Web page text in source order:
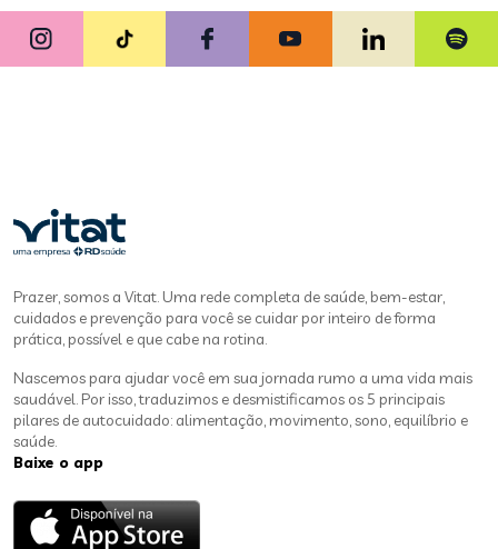
Prazer, somos a Vitat. Uma rede completa de saúde, bem-estar,
cuidados e prevenção para você se cuidar por inteiro de forma
prática, possível e que cabe na rotina.
Nascemos para ajudar você em sua jornada rumo a uma vida mais
saudável. Por isso, traduzimos e desmistificamos os 5 principais
pilares de autocuidado: alimentação, movimento, sono, equilíbrio e
saúde.
Baixe o app